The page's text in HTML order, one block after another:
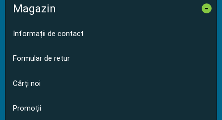
Magazin -
Informații de contact
Formular de retur
Cărți noi
Promoții